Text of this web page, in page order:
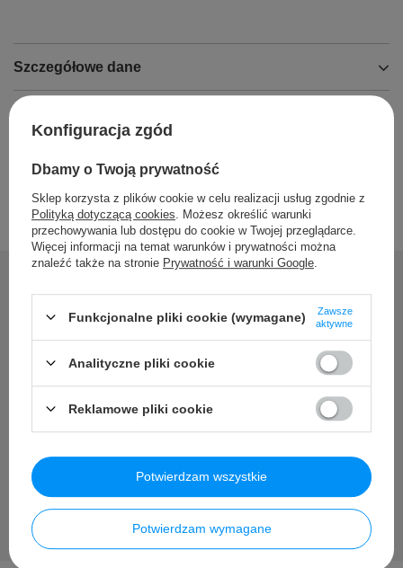
Szczegółowe dane
Potrzebujesz pomocy? Masz
pytania?
Zadaj pytanie a my odpowiemy niezwłocznie, najciekawsze
pytania i odpowiedzi publikując dla innych.
Zadaj pytanie
Konfiguracja zgód
Dbamy o Twoją prywatność
Sklep korzysta z plików cookie w celu realizacji usług zgodnie z
Polityką dotyczącą cookies . Możesz określić warunki
przechowywania lub dostępu do cookie w Twojej przeglądarce.
Więcej informacji na temat warunków i prywatności można
znaleźć także na stronie Prywatność i warunki Google
Funkcjonalne pliki cookie (wymagane)
Zawsze
aktywne
Analityczne pliki cookie
Reklamowe pliki cookie
Potwierdzam wymagane
Potwierdzam wszystkie